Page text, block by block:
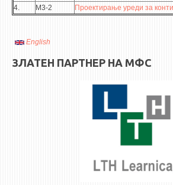
4.
М3-2 Проектирање уреди за
English
ЗЛАТЕН ПАРТНЕР НА МФС